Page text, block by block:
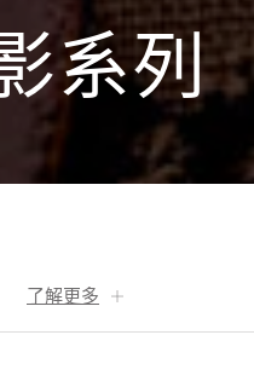
系列
了解更多